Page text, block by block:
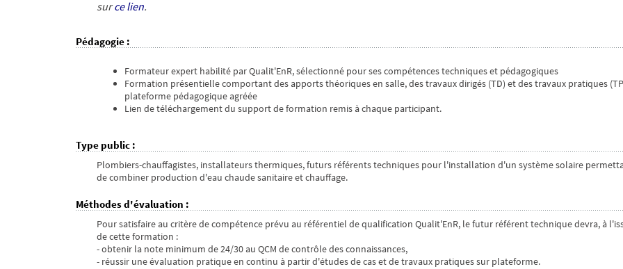
surce lien.
Pédagogie :
Formateur expert habilité par Qualit'EnR, sélectionné pour ses compétences techniques et pédagogiques
Formation présentielle comportant des apports théoriques en salle, des travaux dirigés (TD) et des travaux pratiques
plateforme pédagogique agréée
Lien de téléchargement du support de formation remis à chaque participant.
Type public :
Plombiers-chauffagistes, installateurs thermiques, futurs référents techniques pour l'installation d'un système solaire
de combiner production d'eau chaude sanitaire et chauffage.
Méthodes d'évaluation :
Pour satisfaire au critère de compétence prévu au référentiel de qualification Qualit'EnR, le futur référent technique devra, à
de cette formation :
- obtenir la note minimum de 24/30 au QCM de contrôle des connaissances,
- réussir une évaluation pratique en continu à partir d'études de cas et de travaux pratiques sur plateforme.